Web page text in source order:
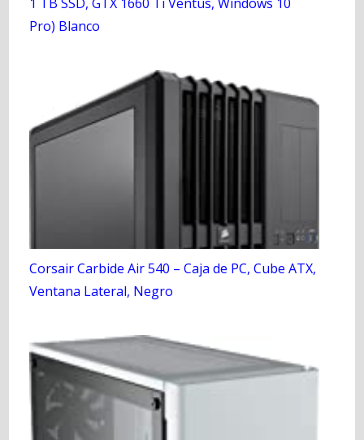
Pro) Blanco
Corsair Carbide Air 540 – Caja de PC, Cube ATX,
Ventana Lateral, Negro